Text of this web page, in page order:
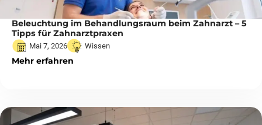
Beleuchtung im Behandlungsraum beim Zahnarzt – 5
Tipps für Zahnarztpraxen
Mai 7, 2026 Wissen
Mehr erfahren